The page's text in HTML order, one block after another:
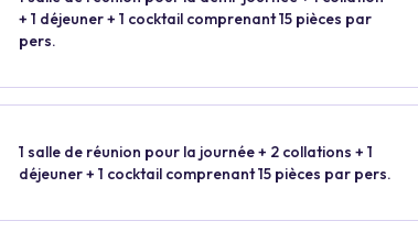
+ 1 déjeuner + 1 cocktail comprenant 15 pièces par
pers.
1 salle de réunion pour la journée + 2 collations + 1
déjeuner + 1 cocktail comprenant 15 pièces par pers.